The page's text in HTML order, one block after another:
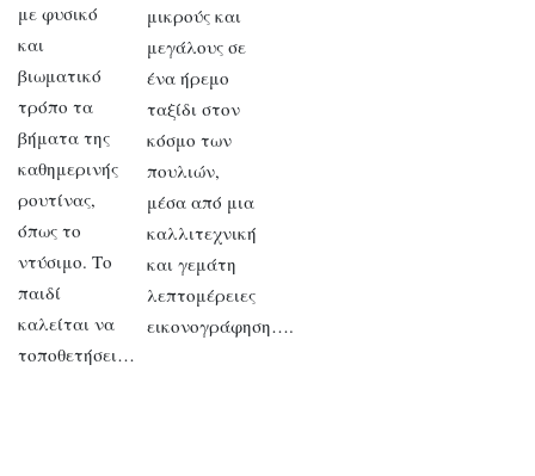
με φυσικό
και
βιωματικό
τρόπο τα
βήματα της
καθημερινής
ρουτίνας,
όπως το
ντύσιμο. Το
παιδί
καλείται να
τοποθετήσει…
μικρούς και
μεγάλους σε
ένα ήρεμο
ταξίδι στον
κόσμο των
πουλιών,
μέσα από μια
καλλιτεχνική
και γεμάτη
λεπτομέρειες
εικονογράφηση….